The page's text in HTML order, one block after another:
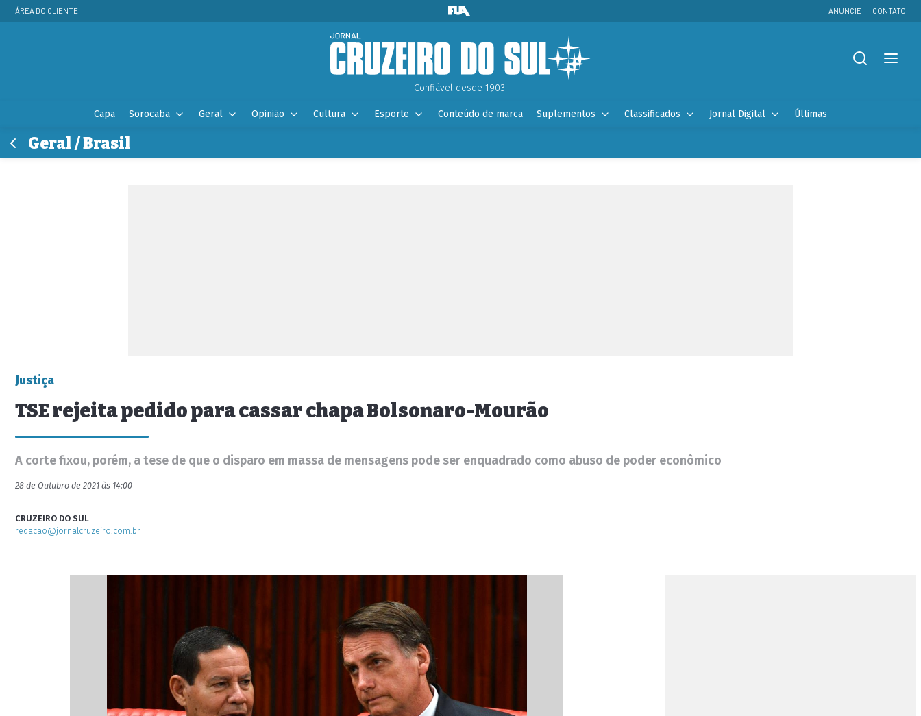
ÁREA DO CLIENTE ANUNCIE CONTATO
Confiável desde 1903.
Capa Sorocaba Geral Opinião Cultura Esporte Conteúdo de marca Suplementos Classificados Jornal Digital Últimas
Geral / Brasil
Justiça
TSE rejeita pedido para cassar chapa Bolsonaro-Mourão
A corte fixou, porém, a tese de que o disparo em massa de mensagens pode ser enquadrado como abuso de poder econômico
28 de Outubro de 2021 às 14:00
CRUZEIRO DO SUL
redacao@jornalcruzeiro.com.br